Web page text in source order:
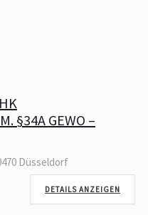
§34A GEWO –
Düsseldorf
DETAILS ANZEIGEN